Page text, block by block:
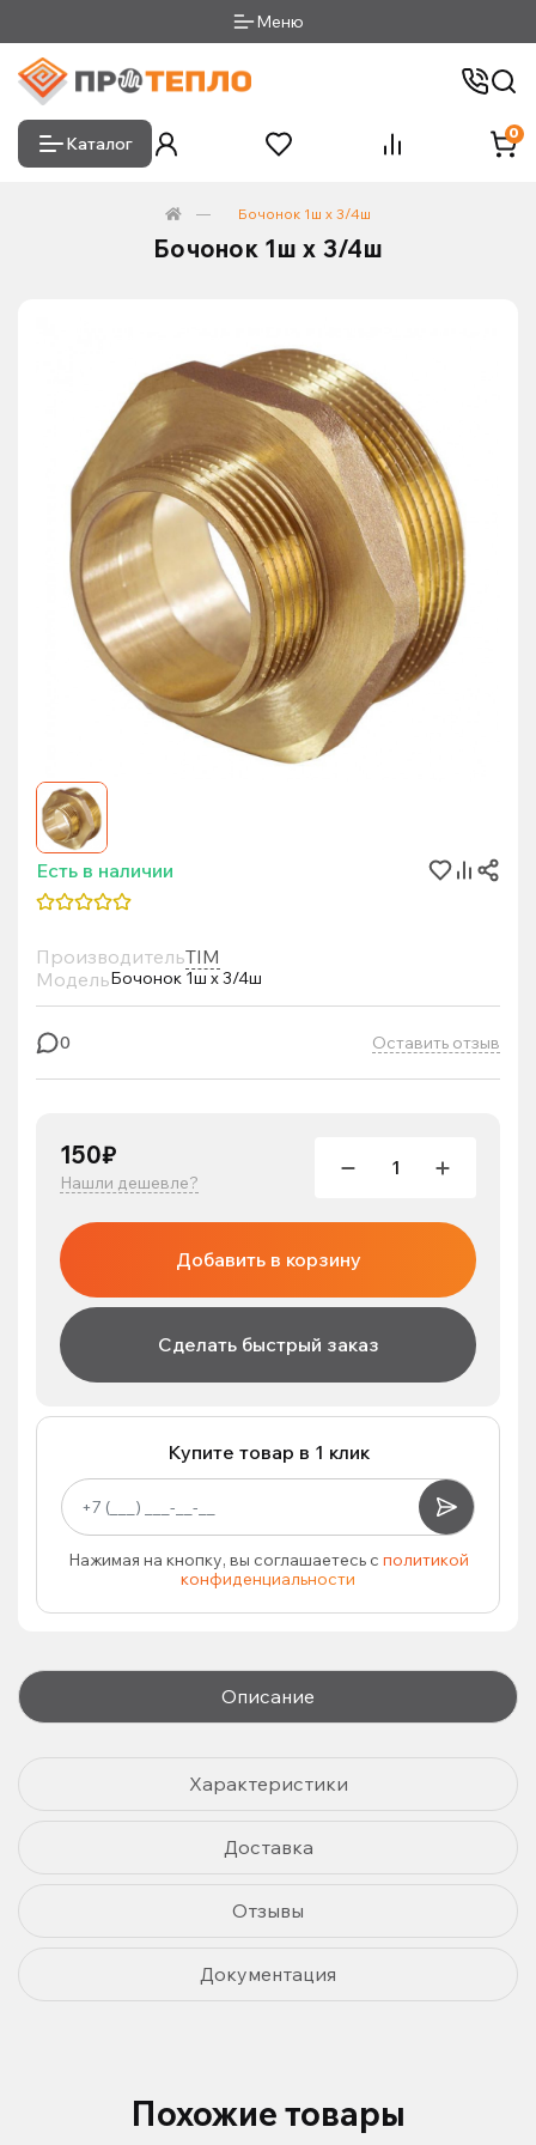
Меню
Каталог
0
Бочонок 1ш х 3/4ш
Бочонок 1ш х 3/4ш
Есть в наличии
ПроизводительTIM
МодельБочонок 1ш х 3/4ш
0 Оставить отзыв
150₽
Нашли дешевле?
Добавить в корзину
Сделать быстрый заказ
Купите товар в 1 клик
Нажимая на кнопку, вы соглашаетесь с политикой
конфиденциальности
Описание
Характеристики
Доставка
Отзывы
Документация
Похожие товары